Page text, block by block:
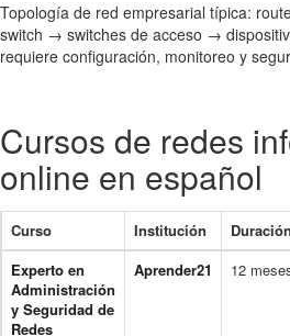
Topología de red empresarial típica:
switch → switches de acceso →
requiere configuración, monitoreo y
Cursos de redes
online en español
Curso Institución Duración
Experto en
Administración
y Seguridad de
Redes
Aprender21 12